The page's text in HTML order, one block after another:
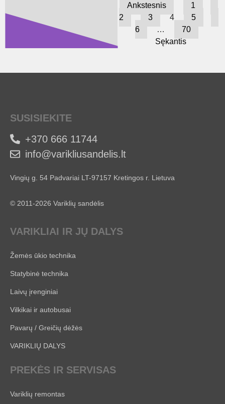
Ankstesnis
1
2
3 4
5
6
…
70
Sękantis
SUSISIEKITE
+370 666 11744
info@varikliusandelis.lt
Vingių g. 54 Padvariai LT-97157 Kretingos r. Lietuva
© 2011-2026 Variklių sandėlis
VARIKLIAI IR JŲ DALYS
Žemės ūkio technika
Statybinė technika
Laivų įrenginiai
Vilkikai ir autobusai
Pavarų / Greičių dėžės
VARIKLIŲ DALYS
PREKĖS IR SERVISAS
Variklių remontas